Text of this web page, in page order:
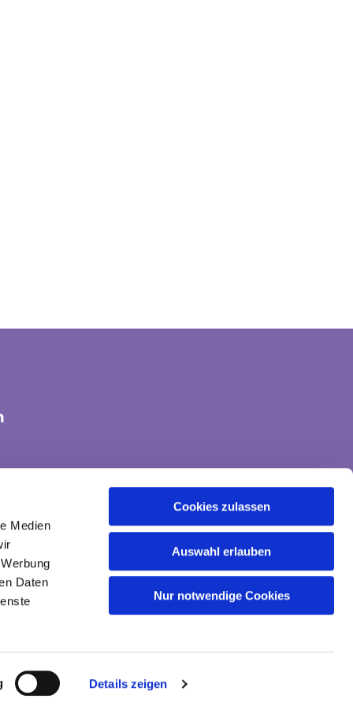
Medien
Daten
Details zeigen
Cookies zulassen
Auswahl erlauben
Nur notwendige Cookies